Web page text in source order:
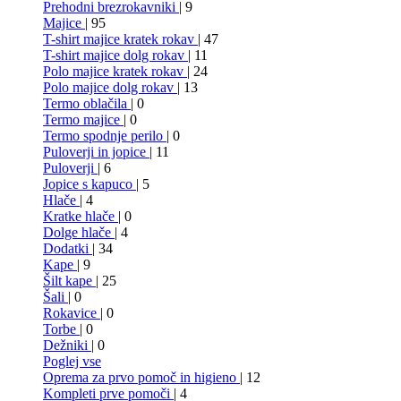
Prehodni brezrokavniki | 9
Majice | 95
T-shirt majice kratek rokav | 47
T-shirt majice dolg rokav | 11
Polo majice kratek rokav | 24
Polo majice dolg rokav | 13
Termo oblačila | 0
Termo majice | 0
Termo spodnje perilo | 0
Puloverji in jopice | 11
Puloverji | 6
Jopice s kapuco | 5
Hlače | 4
Kratke hlače | 0
Dolge hlače | 4
Dodatki | 34
Kape | 9
Šilt kape | 25
Šali | 0
Rokavice | 0
Torbe | 0
Dežniki | 0
Poglej vse
Oprema za prvo pomoč in higieno | 12
Kompleti prve pomoči | 4